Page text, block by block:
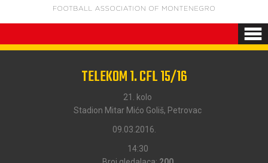
TELEKOM 1. CFL 15/16
21. kolo
Stadion Mitar Mićo Goliš, Petrovac
09.03.2016.
14:30